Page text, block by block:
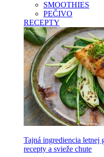
SMOOTHIES
PEČIVO
RECEPTY
Tajná ingrediencia letnej
recepty a svieže chute